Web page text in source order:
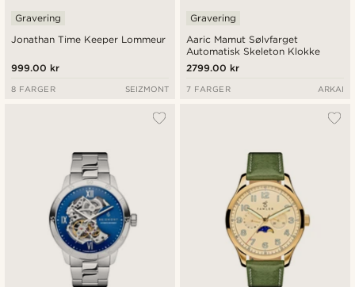
Jonathan Time Keeper Lommeur
Gravering
999.00 kr
8 FARGER SEIZMONT
Aaric Mamut Sølvfarget
Automatisk Skeleton Klokke
Gravering
2799.00 kr
7 FARGER ARKAI